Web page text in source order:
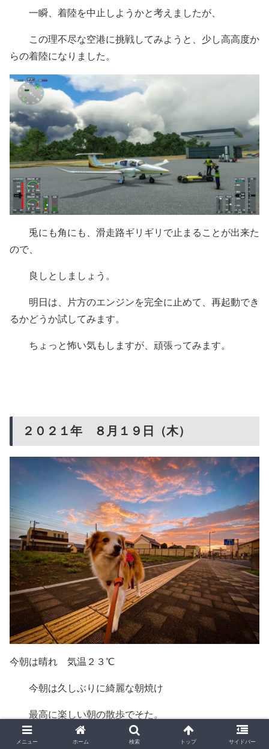
一瞬、着陸を中止しようかと考えましたが、
この理不尽な空港に挑戦してみようと、少し高高度か
らの着陸になりました。
兎にも角にも、滑走路ギリギリで止まることが出来た
ので、
良しとしましょう。
明日は、片方のエンジンを完全に止めて、再起動でき
るかどうか試してみます。
ちょっと怖い気もしますが、頑張ってみます。
２０２１年 ８月１９日（木）
今朝は晴れ 気温２３℃
今朝は久しぶりに綺麗な朝焼け
最高に楽しい朝の散歩でそた。
夏に戻り、暑い１日になりそうです。
メニュー ホーム 検索 トップ サイドバー